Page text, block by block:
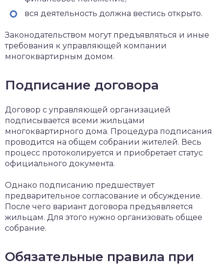
вся деятельность должна вестись открыто.
Законодательством могут предъявляться и иные
требования к управляющей компании
многоквартирным домом.
Подписание договора
Договор с управляющей организацией
подписывается всеми жильцами
многоквартирного дома. Процедура подписания
проводится на общем собрании жителей. Весь
процесс протоколируется и приобретает статус
официального документа.
Однако подписанию предшествует
предварительное согласование и обсуждение.
После чего вариант договора предъявляется
жильцам. Для этого нужно организовать общее
собрание.
Обязательные правила при